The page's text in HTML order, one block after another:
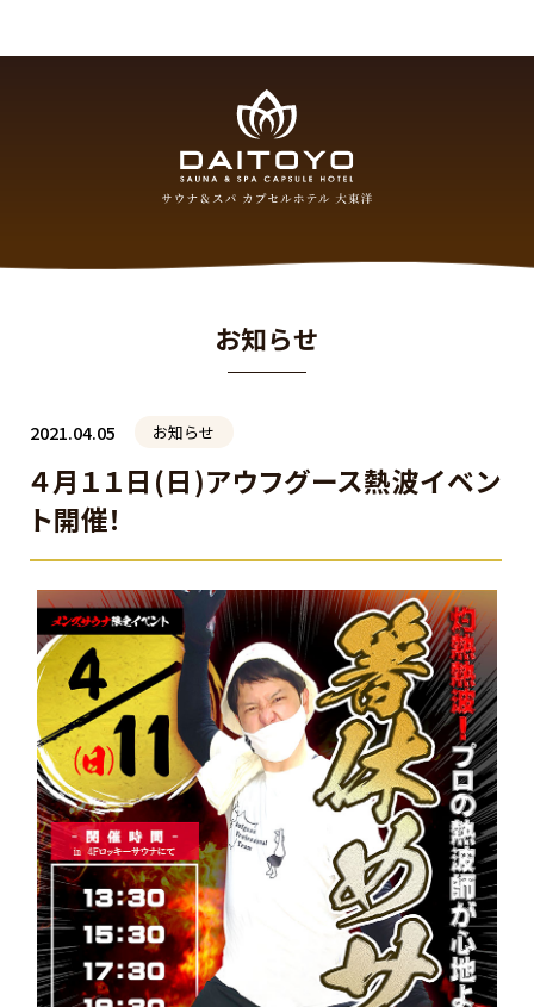
お知らせ
2021.04.05 お知らせ
４月１１日(日)アウフグース熱波イベン
ト開催！